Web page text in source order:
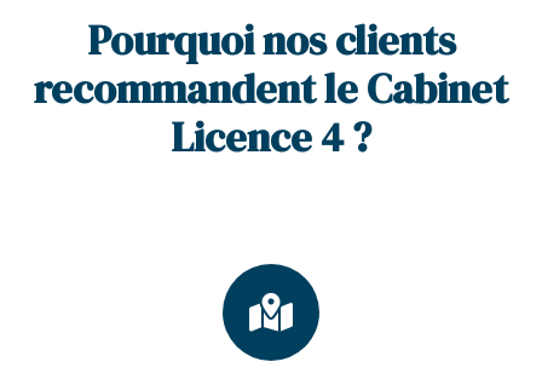
Pourquoi nos clients
recommandent le Cabinet
Licence 4 ?